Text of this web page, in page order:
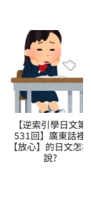
【逆索引學日文第
531回】廣東話裡
【放心】的日文怎樣
說?